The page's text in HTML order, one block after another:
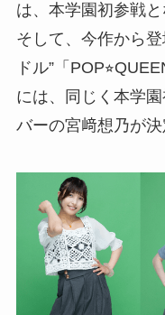
は、本学園初参戦と
そして、今作から
ドル”「
には、同じく本学
バーの宮﨑想乃が決